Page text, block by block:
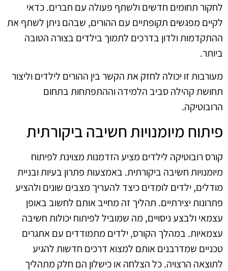
לחקור תחומים חדשים ולשתף פעולה עם חברים. כדאי
לקיים מפגשים תקופתיים עם ההורים, שבהם ניתן לשתף את
ההתקדמות ולדון בדרכים לתמוך בילדים בצורה הטובה
ביותר.
מעורבות זו יכולה לחזק את הקשר בין ההורים לילדים וליצור
תחושת קהילה סביב הלמידה וההתפתחות בתחום
הרובוטיקה.
פיתוח מיומנויות חשיבה ביקורתית
קורס רובוטיקה לילדים מציע הזדמנות מצוינת לפיתוח
מיומנויות חשיבה ביקורתית. באמצעות פתרון בעיות ובניית
מודלים, ילדים לומדים כיצד להעריך מצבים שונים ולהציע
פתרונות יצירתיים. תהליך זה מחייב אותם לחשוב באופן
עצמאי ולבצע ניסויים, מה שמוביל לפיתוח יכולות חשיבה
עצמאיות. במהלך הקורס, ילדים מתמודדים עם אתגרים
טכניים שמדרבנים אותם למצוא דרכים חדשות להגיע
לתוצאה הרצויה. כל הצלחה או כישלון הם חלק מתהליך